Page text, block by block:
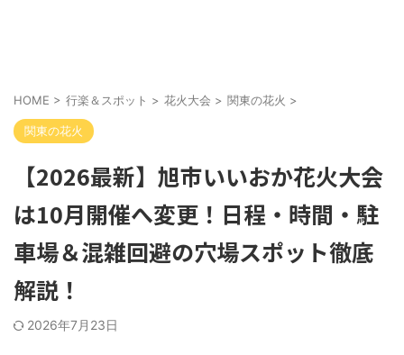
HOME > 行楽＆スポット > 花火大会 > 関東の花火 >
関東の花火
【2026最新】旭市いいおか花火大会
は10月開催へ変更！日程・時間・駐
車場＆混雑回避の穴場スポット徹底
解説！
2026年7月23日